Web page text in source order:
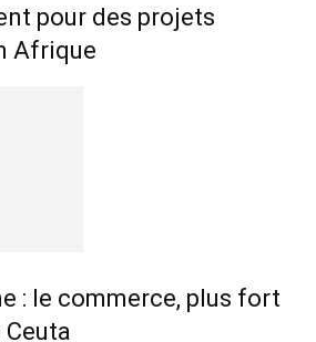
pour des projets
Afrique
: le commerce, plus fort